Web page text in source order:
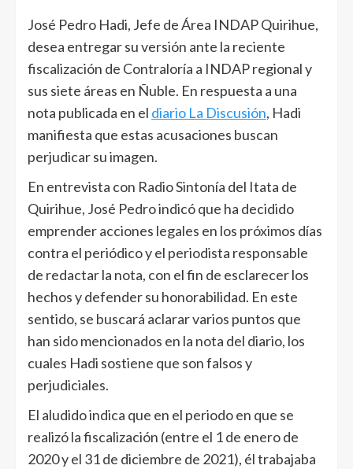
José Pedro Hadi, Jefe de Área INDAP Quirihue,
desea entregar su versión ante la reciente
fiscalización de Contraloría a INDAP regional y
sus siete áreas en Ñuble. En respuesta a una
nota publicada en el diario La Discusión, Hadi
manifiesta que estas acusaciones buscan
perjudicar su imagen.
En entrevista con Radio Sintonía del Itata de
Quirihue, José Pedro indicó que ha decidido
emprender acciones legales en los próximos días
contra el periódico y el periodista responsable
de redactar la nota, con el fin de esclarecer los
hechos y defender su honorabilidad. En este
sentido, se buscará aclarar varios puntos que
han sido mencionados en la nota del diario, los
cuales Hadi sostiene que son falsos y
perjudiciales.
El aludido indica que en el periodo en que se
realizó la fiscalización (entre el 1 de enero de
2020 y el 31 de diciembre de 2021), él trabajaba